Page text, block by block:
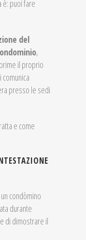
è: puoi fare
del
,
il proprio
presso le sedi
e come
condòmino
durante
di dimostrare il